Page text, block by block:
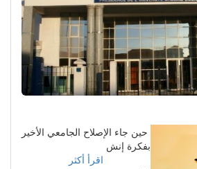
حين جاء الإصلاح الجامعي الأخير
بفكرة إنش
اقرأ أكثر